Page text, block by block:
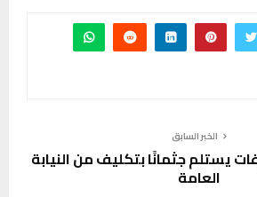
الخبر السابق
يستلم جثمانًا بتكليف من النيابة
العامة